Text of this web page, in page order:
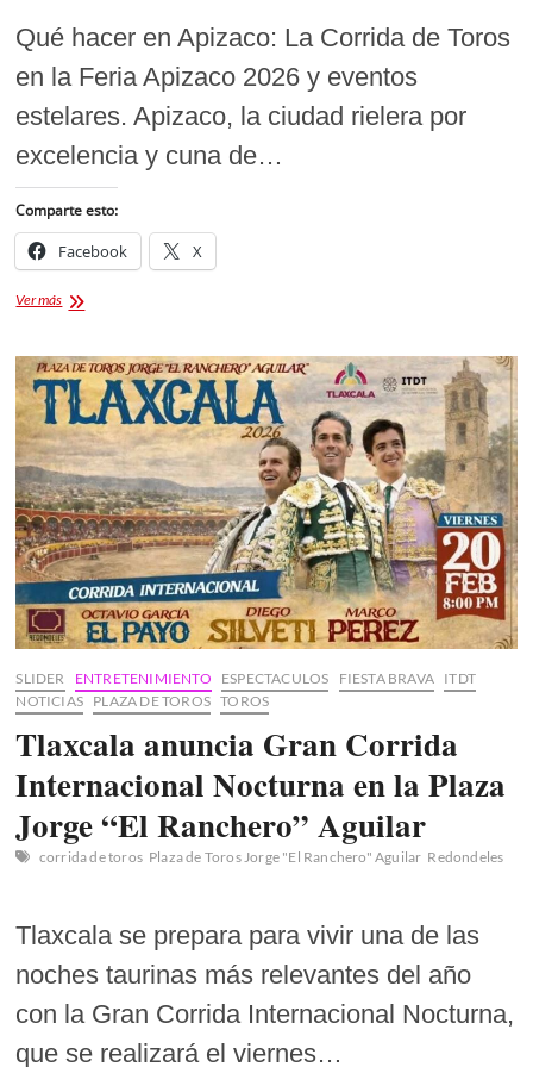
Qué hacer en Apizaco: La Corrida de Toros
en la Feria Apizaco 2026 y eventos
estelares. Apizaco, la ciudad rielera por
excelencia y cuna de…
Comparte esto:
Facebook X
Ver másGran
Toros
en
la
Feria
Apizaco
2026:
Un
Cartel
de
Talla
Mundial
SLIDER ENTRETENIMIENTO ESPECTACULOS FIESTA BRAVA ITDT
NOTICIAS PLAZA DE TOROS TOROS
Tlaxcala anuncia Gran Corrida
Internacional Nocturna en la Plaza
Jorge “El Ranchero” Aguilar
corrida de toros Plaza de Toros Jorge "El Ranchero" Aguilar Redondeles
Tlaxcala se prepara para vivir una de las
noches taurinas más relevantes del año
con la Gran Corrida Internacional Nocturna,
que se realizará el viernes…